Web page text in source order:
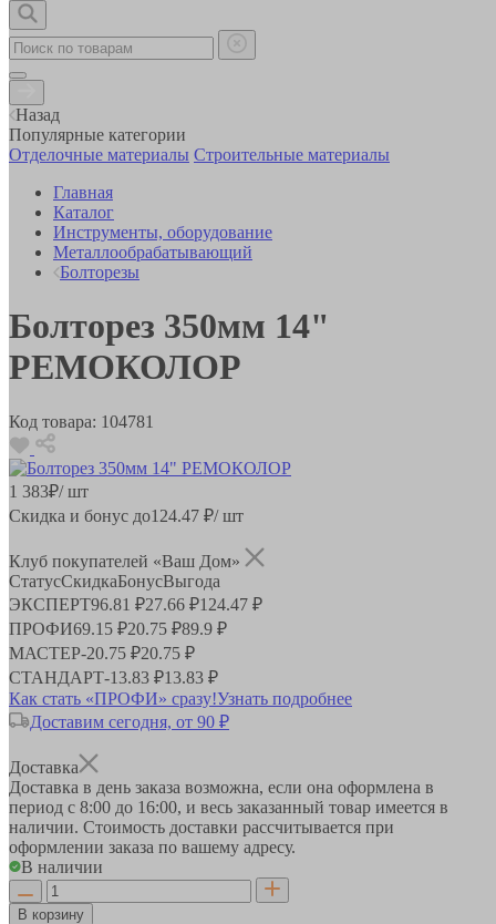
Назад
Популярные категории
Отделочные материалы Строительные материалы
Главная
Каталог
Инструменты, оборудование
Металлообрабатывающий
Болторезы
Болторез 350мм 14"
РЕМОКОЛОР
Код товара: 104781
1 383₽/ шт
Скидка и бонус до124.47 ₽/ шт
Клуб покупателей «Ваш Дом»
СтатусСкидкаБонусВыгода
ЭКСПЕРТ96.81 ₽27.66 ₽124.47 ₽
ПРОФИ69.15 ₽20.75 ₽89.9 ₽
МАСТЕР-20.75 ₽20.75 ₽
СТАНДАРТ-13.83 ₽13.83 ₽
Как стать «ПРОФИ» сразу!Узнать подробнее
Доставим сегодня, от 90 ₽
Доставка
Доставка в день заказа возможна, если она оформлена в
период с 8:00 до 16:00, и весь заказанный товар имеется в
наличии. Стоимость доставки рассчитывается при
оформлении заказа по вашему адресу.
В наличии
В корзину